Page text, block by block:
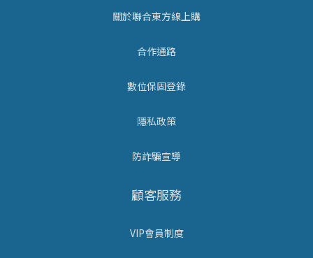
關於聯合東方線上購
合作通路
數位保固登錄
隱私政策
防詐騙宣導
顧客服務
VIP會員制度